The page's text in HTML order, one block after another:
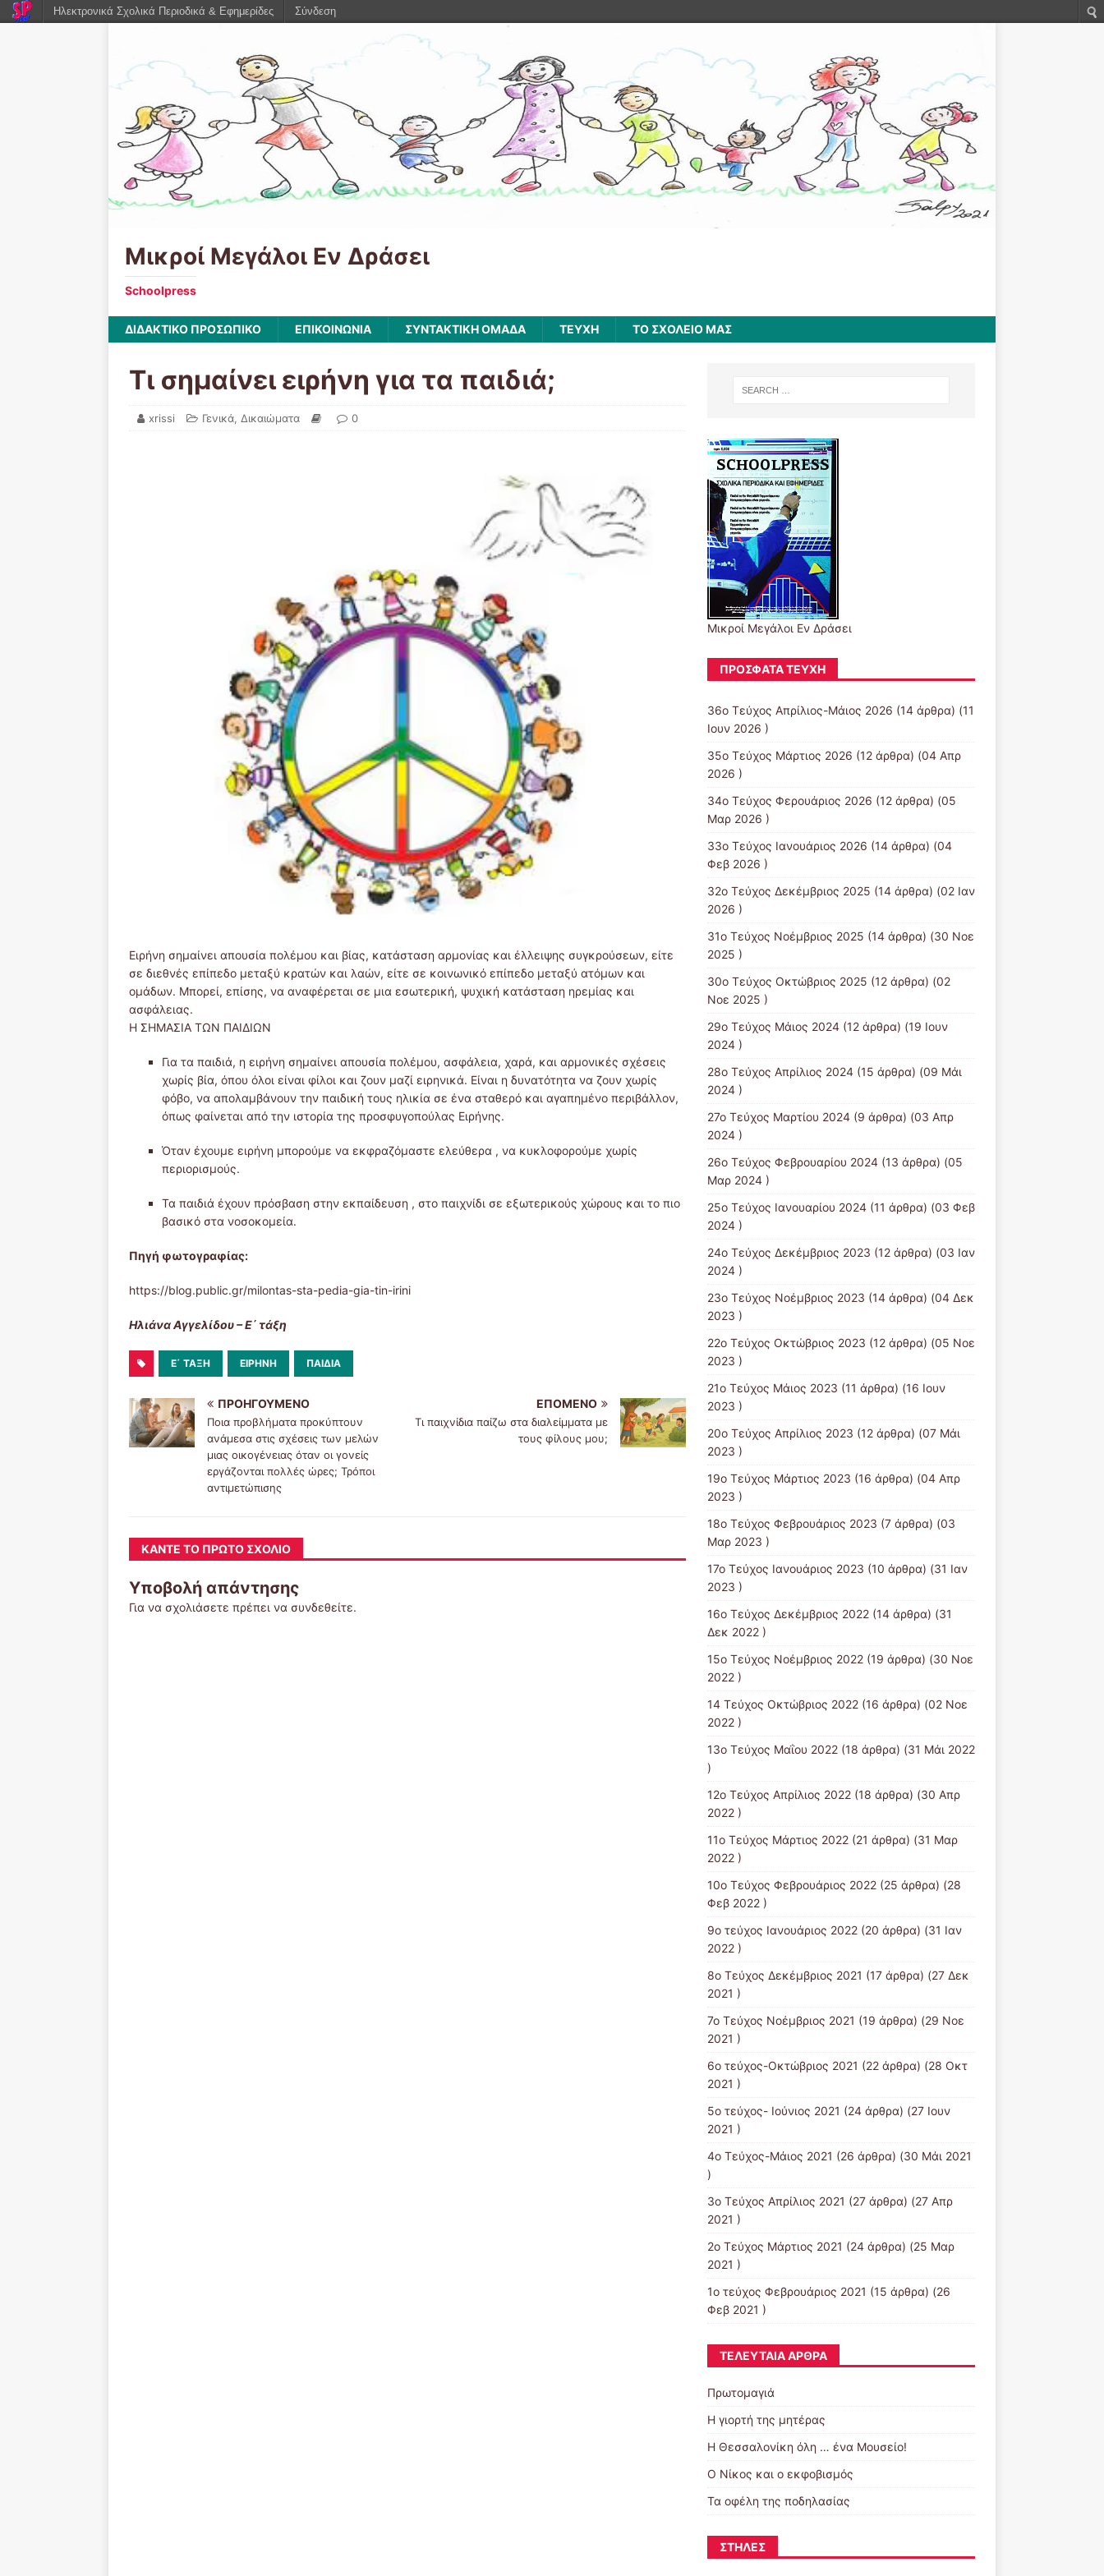
Μικροί Μεγάλοι Εν Δράσει
Schoolpress
ΔΙΔΑΚΤΙΚΟ ΠΡΟΣΩΠΙΚΟ ΕΠΙΚΟΙΝΩΝΙΑ ΣΥΝΤΑΚΤΙΚΗ ΟΜΑΔΑ ΤΕΥΧΗ ΤΟ ΣΧΟΛΕΙΟ ΜΑΣ
Τι σημαίνει ειρήνη για τα παιδιά;
xrissi Γενικά, Δικαιώματα 0
Ειρήνη σημαίνει απουσία πολέμου και βίας, κατάσταση αρμονίας και έλλειψης συγκρούσεων, είτε
σε διεθνές επίπεδο μεταξύ κρατών και λαών, είτε σε κοινωνικό επίπεδο μεταξύ ατόμων και
ομάδων. Μπορεί, επίσης, να αναφέρεται σε μια εσωτερική, ψυχική κατάσταση ηρεμίας και
ασφάλειας.
H ΣΗΜΑΣΙΑ ΤΩΝ ΠΑΙΔΙΩΝ
Για τα παιδιά, η ειρήνη σημαίνει απουσία πολέμου, ασφάλεια, χαρά, και αρμονικές σχέσεις
χωρίς βία, όπου όλοι είναι φίλοι και ζουν μαζί ειρηνικά. Είναι η δυνατότητα να ζουν χωρίς
φόβο, να απολαμβάνουν την παιδική τους ηλικία σε ένα σταθερό και αγαπημένο περιβάλλον,
όπως φαίνεται από την ιστορία της προσφυγοπούλας Ειρήνης.
Όταν έχουμε ειρήνη μπορούμε να εκφραζόμαστε ελεύθερα , να κυκλοφορούμε χωρίς
περιορισμούς.
Τα παιδιά έχουν πρόσβαση στην εκπαίδευση , στο παιχνίδι σε εξωτερικούς χώρους και το πιο
βασικό στα νοσοκομεία.
Πηγή φωτογραφίας:
https://blog.public.gr/milontas-sta-pedia-gia-tin-irini
Ηλιάνα Αγγελίδου – Ε΄ τάξη
Ε΄ ΤΆΞΗ ΕΙΡΉΝΗ ΠΑΙΔΙΆ
ΠΡΟΗΓΟΎΜΕΝΟ
Ποια προβλήματα προκύπτουν
ανάμεσα στις σχέσεις των μελών
μιας οικογένειας όταν οι γονείς
εργάζονται πολλές ώρες; Τρόποι
αντιμετώπισης
ΕΠΌΜΕΝΟ
Τι παιχνίδια παίζω στα διαλείμματα με
τους φίλους μου;
ΚΆΝΤΕ ΤΟ ΠΡΏΤΟ ΣΧΌΛΙΟ
Υποβολή απάντησης
Για να σχολιάσετε πρέπει να συνδεθείτε.
Μικροί Μεγάλοι Εν Δράσει
ΠΡΌΣΦΑΤΑ ΤΕΎΧΗ
36ο Τεύχος Απρίλιος-Μάιος 2026 (14 άρθρα) (11
Ιουν 2026 )
35ο Τεύχος Μάρτιος 2026 (12 άρθρα) (04 Απρ
2026 )
34ο Τεύχος Φερουάριος 2026 (12 άρθρα) (05
Μαρ 2026 )
33ο Τεύχος Ιανουάριος 2026 (14 άρθρα) (04
Φεβ 2026 )
32ο Τεύχος Δεκέμβριος 2025 (14 άρθρα) (02 Ιαν
2026 )
31ο Τεύχος Νοέμβριος 2025 (14 άρθρα) (30 Νοε
2025 )
30ο Τεύχος Οκτώβριος 2025 (12 άρθρα) (02
Νοε 2025 )
29ο Τεύχος Μάιος 2024(12 άρθρα) (19 Ιουν
2024 )
28ο Τεύχος Απρίλιος 2024(15 άρθρα) (09 Μάι
2024 )
27ο Τεύχος Μαρτίου 2024(9 άρθρα) (03 Απρ
2024 )
26ο Τεύχος Φεβρουαρίου 2024(13 άρθρα) (05
Μαρ 2024 )
25ο Τεύχος Ιανουαρίου 2024(11 άρθρα) (03 Φεβ
2024 )
24ο Τεύχος Δεκέμβριος 2023 (12 άρθρα) (03 Ιαν
2024 )
23ο Τεύχος Νοέμβριος 2023 (14 άρθρα) (04 Δεκ
2023 )
22ο Τεύχος Οκτώβριος 2023 (12 άρθρα) (05 Νοε
2023 )
21ο Τεύχος Μάιος 2023 (11 άρθρα) (16 Ιουν
2023 )
20ο Τεύχος Απρίλιος 2023 (12 άρθρα) (07 Μάι
2023 )
19ο Τεύχος Μάρτιος 2023 (16 άρθρα) (04 Απρ
2023 )
18ο Τεύχος Φεβρουάριος 2023 (7 άρθρα) (03
Μαρ 2023 )
17ο Τεύχος Ιανουάριος 2023 (10 άρθρα) (31 Ιαν
2023 )
16ο Τεύχος Δεκέμβριος 2022(14 άρθρα) (31
Δεκ 2022 )
15o Τεύχος Νοέμβριος 2022(19 άρθρα) (30 Νοε
2022 )
14 Tεύχος Οκτώβριος 2022(16 άρθρα) (02 Νοε
2022 )
13ο Τεύχος Μαΐου 2022(18 άρθρα) (31 Μάι 2022
)
12ο Τεύχος Απρίλιος 2022(18 άρθρα) (30 Απρ
2022 )
11o Tεύχος Μάρτιος 2022(21 άρθρα) (31 Μαρ
2022 )
10o Tεύχος Φεβρουάριος 2022(25 άρθρα) (28
Φεβ 2022 )
9o τεύχος Ιανουάριος 2022(20 άρθρα) (31 Ιαν
2022 )
8o Tεύχος Δεκέμβριος 2021 (17 άρθρα) (27 Δεκ
2021 )
7o Τεύχος Νοέμβριος 2021 (19 άρθρα) (29 Νοε
2021 )
6ο τεύχος-Οκτώβριος 2021 (22 άρθρα) (28 Οκτ
2021 )
5ο τεύχος- Ιούνιος 2021 (24 άρθρα) (27 Ιουν
2021 )
4o Tεύχος-Μάιος 2021 (26 άρθρα) (30 Μάι 2021
)
3ο Τεύχος Απρίλιος 2021 (27 άρθρα) (27 Απρ
2021 )
2o Tεύχος Μάρτιος 2021 (24 άρθρα) (25 Μαρ
2021 )
1ο τεύχος Φεβρουάριος 2021 (15 άρθρα) (26
Φεβ 2021 )
ΤΕΛΕΥΤΑΊΑ ΆΡΘΡΑ
Πρωτομαγιά
Η γιορτή της μητέρας
Η Θεσσαλονίκη όλη … ένα Μουσείο!
Ο Νίκος και ο εκφοβισμός
Τα οφέλη της ποδηλασίας
ΣΤΉΛΕΣ
Ηλεκτρονικά Σχολικά Περιοδικά & Εφημερίδες Σύνδεση